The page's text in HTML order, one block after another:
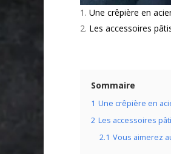
Une crêpière en
Les accessoires
Sommaire
1 Une crêpière en
2 Les accessoires
2.1 Vous aimerez